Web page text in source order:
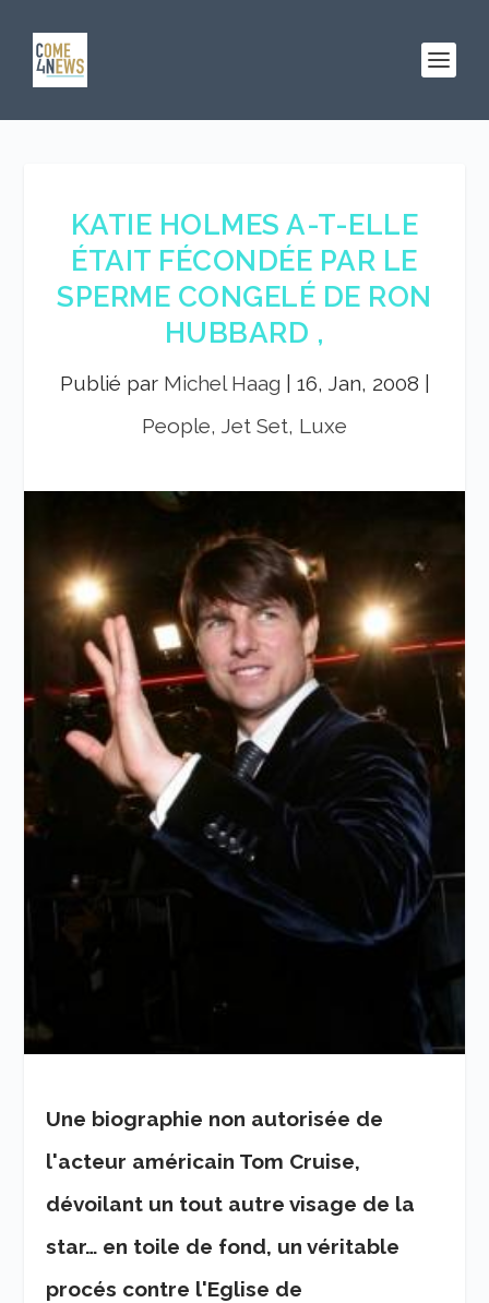
KATIE HOLMES A-T-ELLE
ÉTAIT FÉCONDÉE PAR LE
SPERME CONGELÉ DE RON
HUBBARD ,
Publié par Michel Haag 16, Jan, 2008
People, Jet Set, Luxe
Une biographie non autorisée de
l'acteur américain Tom Cruise,
dévoilant un tout autre visage de la
star… en toile de fond, un véritable
procés contre l'Eglise de